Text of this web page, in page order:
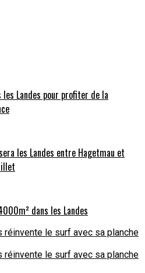
Landes pour profiter de la
les Landes entre Hagetmau et
dans les Landes